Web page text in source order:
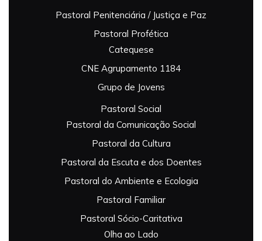
Pastoral Penitenciária / Justiça e Paz
Pastoral Profética
Catequese
CNE Agrupamento 1184
Grupo de Jovens
Pastoral Social
Pastoral da Comunicação Social
Pastoral da Cultura
Pastoral da Escuta e dos Doentes
Pastoral do Ambiente e Ecologia
Pastoral Familiar
Pastoral Sócio-Caritativa
Olha ao Lado